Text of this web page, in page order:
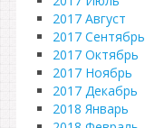
2017 Август
2017 Сентябрь
2017 Октябрь
2017 Ноябрь
2017 Декабрь
2018 Январь